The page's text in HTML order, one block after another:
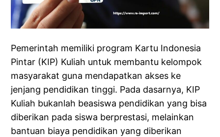
Pemerintah memiliki program Kartu Indonesia
Pintar (KIP) Kuliah untuk membantu kelompok
masyarakat guna mendapatkan akses ke
jenjang pendidikan tinggi. Pada dasarnya, KIP
Kuliah bukanlah beasiswa pendidikan yang bisa
diberikan pada siswa berprestasi, melainkan
bantuan biaya pendidikan yang diberikan